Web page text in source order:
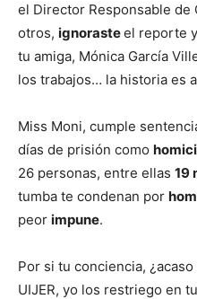
el Director Responsable de
otros, ignorasteel reporte
tu amiga, Mónica García
los trabajos… la historia es
Miss Moni, cumple
días de prisión como
26 personas, entre ellas 19
tumba te condenan por
peor impune.
Por si tu conciencia,
UIJER, yo los restriego en